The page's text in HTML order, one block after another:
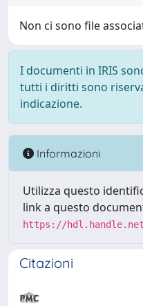
Non ci sono file
I documenti in IRIS
tutti i diritti sono
indicazione.
Informazioni
Utilizza questo
link a questo
https://hdl.handle.net/
Citazioni